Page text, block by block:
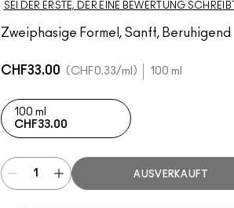
SEI DER ERSTE, DER EINE BEWERTUNG SCHREIBT
Zweiphasige Formel, Sanft, Beruhigend
CHF33.00 CHF0.33/ml 100 ml
100 ml
CHF33.00
AUSVERKAUFT